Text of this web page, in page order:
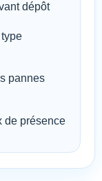
dépôt
pannes
de présence